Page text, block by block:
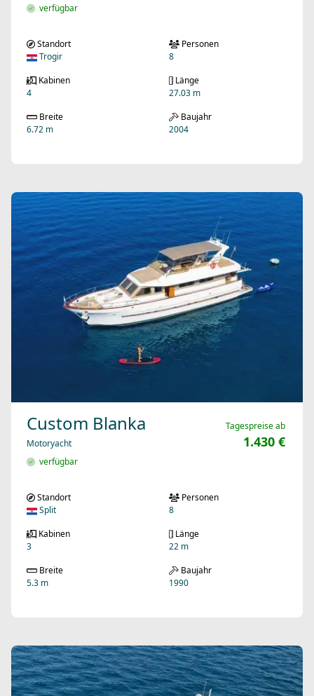
verfügbar
Standort
Trogir
Personen
8
Kabinen
4
Länge
27.03 m
Breite
6.72 m
Baujahr
2004
Custom Blanka
Motoryacht
verfügbar
Tagespreise ab
1.430 €
Standort
Split
Personen
8
Kabinen
3
Länge
22 m
Breite
5.3 m
Baujahr
1990